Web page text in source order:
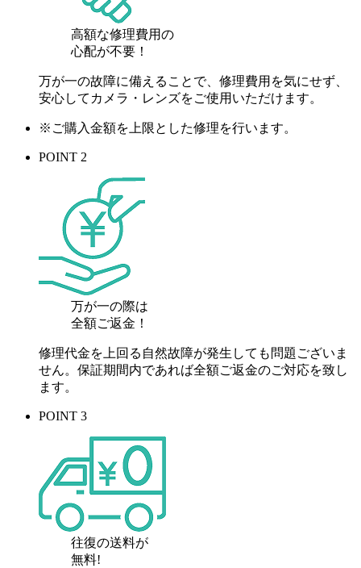
高額な修理費用の
心配が不要！
万が一の故障に備えることで、修理費用を気にせず、
安心してカメラ・レンズをご使用いただけます。
※ご購入金額を上限とした修理を行います。
POINT 2
万が一の際は
全額ご返金！
修理代金を上回る自然故障が発生しても問題ございま
せん。保証期間内であれば全額ご返金のご対応を致し
ます。
POINT 3
往復の送料が
無料!